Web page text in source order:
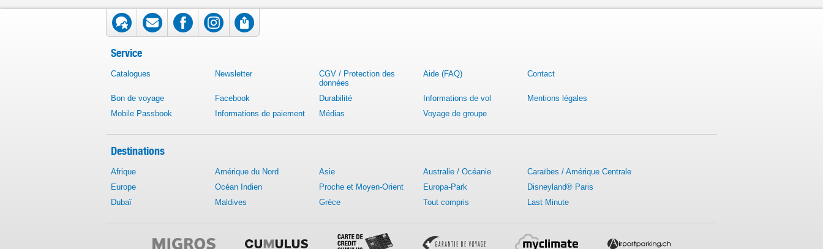
Service
Catalogues Newsletter
CGV / Protection des
données
Aide (FAQ) Contact
Bon de voyage Facebook Durabilité Informations de vol
Mentions légales
Mobile Passbook
Informations de paiement Médias Voyage de groupe
Destinations
Afrique Amérique du Nord Asie Australie / Océanie
Caraïbes / Amérique Centrale
Europe
Océan Indien Proche et Moyen-Orient Europa-Park
Disneyland® Paris
Dubaï
Maldives Grèce Tout compris Last Minute